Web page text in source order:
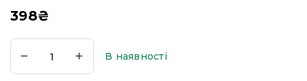
398₴
В наявності